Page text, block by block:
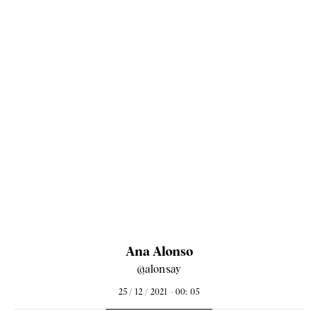
Ana Alonso
@alonsay
25 / 12 / 2021 - 00: 05